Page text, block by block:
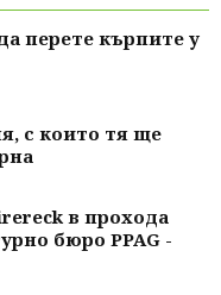
перете кърпите у
с които тя ще
в прохода
бюро PPAG -